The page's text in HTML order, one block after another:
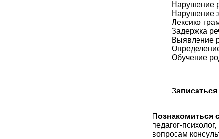
Нарушение
Нарушение
Лексико-
Задержка
Выявление
Обучение
Познакомиться
педагог-
вопросам